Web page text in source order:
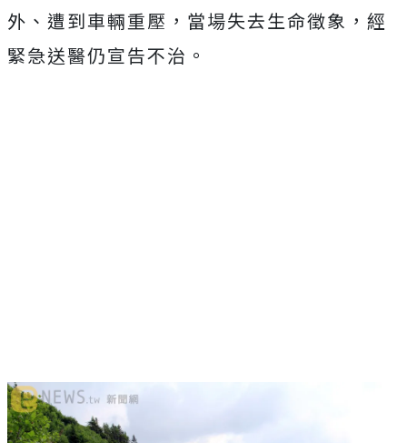
外、遭到車輛重壓，當場失去生命徵象，經
緊急送醫仍宣告不治。